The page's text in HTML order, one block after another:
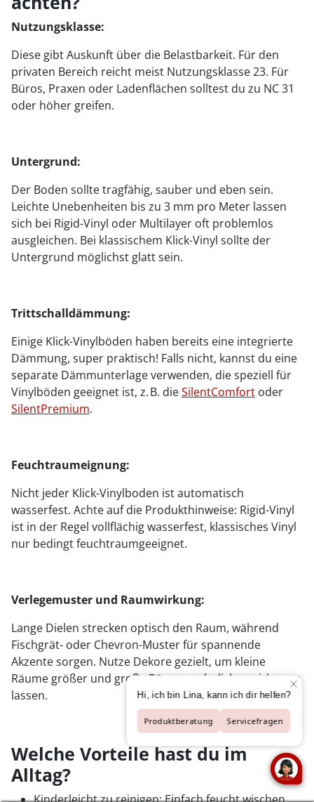
Nutzungsklasse:
Diese gibt Auskunft über die Belastbarkeit. Für den
privaten Bereich reicht meist Nutzungsklasse 23. Für
Büros, Praxen oder Ladenflächen solltest du zu NC 31
oder höher greifen.
Untergrund:
Der Boden sollte tragfähig, sauber und eben sein.
Leichte Unebenheiten bis zu 3 mm pro Meter lassen
sich bei Rigid-Vinyl oder Multilayer oft problemlos
ausgleichen. Bei klassischem Klick-Vinyl sollte der
Untergrund möglichst glatt sein.
Trittschalldämmung:
Einige Klick-Vinylböden haben bereits eine integrierte
Dämmung, super praktisch! Falls nicht, kannst du eine
separate Dämmunterlage verwenden, die speziell für
Vinylböden geeignet ist, z. B. dieSilentComfort oder
SilentPremium.
Feuchtraumeignung:
Nicht jeder Klick-Vinylboden ist automatisch
wasserfest. Achte auf die Produkthinweise: Rigid-Vinyl
ist in der Regel vollflächig wasserfest, klassisches Vinyl
nur bedingt feuchtraumgeeignet.
Verlegemuster und Raumwirkung:
Lange Dielen strecken optisch den Raum, während
Fischgrät- oder Chevron-Muster für spannende
Akzente sorgen. Nutze Dekore gezielt, um kleine
Räume größer und große Räume wohnlicher wirken zu
lassen.
Welche Vorteile hast du im
Alltag?